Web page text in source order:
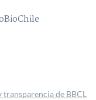
transparencia de BBCL